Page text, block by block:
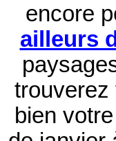
encore
ailleurs
trouverez
bien votre